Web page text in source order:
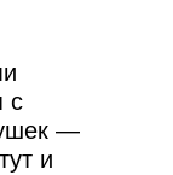
с
—
и